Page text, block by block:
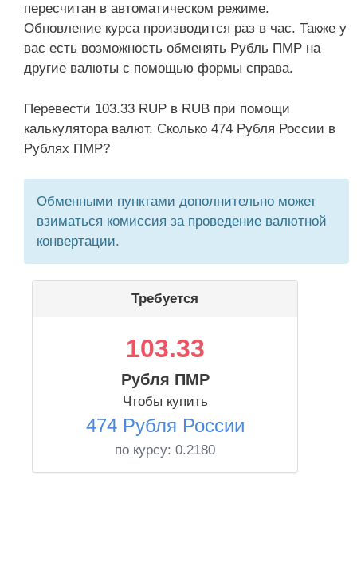
пересчитан в автоматическом режиме.
Обновление курса производится раз в час. Также у
вас есть возможность обменять Рубль ПМР на
другие валюты с помощью формы справа.
Перевести 103.33 RUP в RUB при помощи
калькулятора валют. Сколько 474 Рубля России в
Рублях ПМР?
Обменными пунктами дополнительно может
взиматься комиссия за проведение валютной
конвертации.
Требуется
103.33
Рубля ПМР
Чтобы купить
474 Рубля России
по курсу: 0.2180